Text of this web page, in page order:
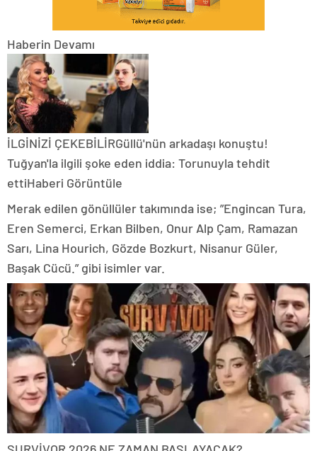
Haberin Devamı
İLGİNİZİ ÇEKEBİLİRGüllü'nün arkadaşı konuştu!
Tuğyan'la ilgili şoke eden iddia: Torunuyla tehdit
ettiHaberi Görüntüle
Merak edilen gönüllüler takımında ise; ”Engincan Tura,
Eren Semerci, Erkan Bilben, Onur Alp Çam, Ramazan
Sarı, Lina Hourich, Gözde Bozkurt, Nisanur Güler,
Başak Cücü.” gibi isimler var.